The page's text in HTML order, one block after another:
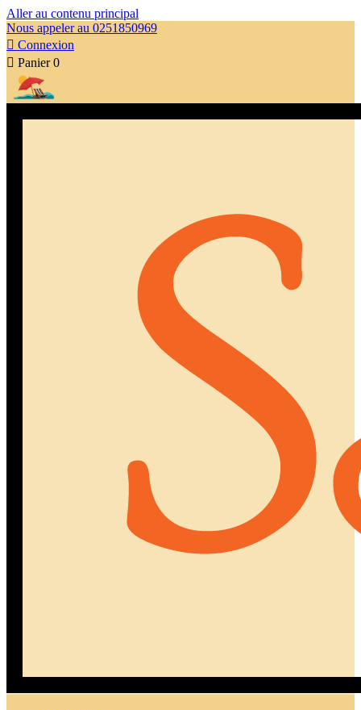
Aller au contenu principal
Nous appeler au 0251850969
 Connexion
 Panier 0